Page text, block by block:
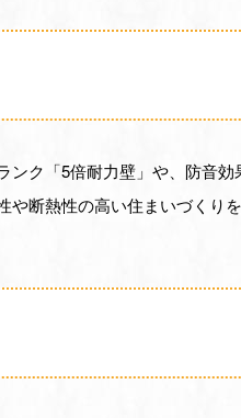
ク「5倍耐力壁」や、防音
断熱性の高い住まいづくりを